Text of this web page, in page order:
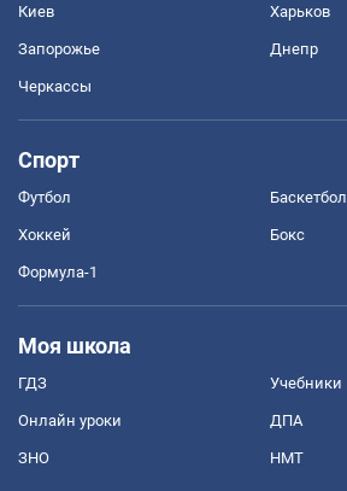
Киев Харьков
Запорожье Днепр
Черкассы
Спорт
Футбол Баскетбол
Хоккей Бокс
Формула-1
Моя школа
ГДЗ Учебники
Онлайн уроки ДПА
ЗНО НМТ